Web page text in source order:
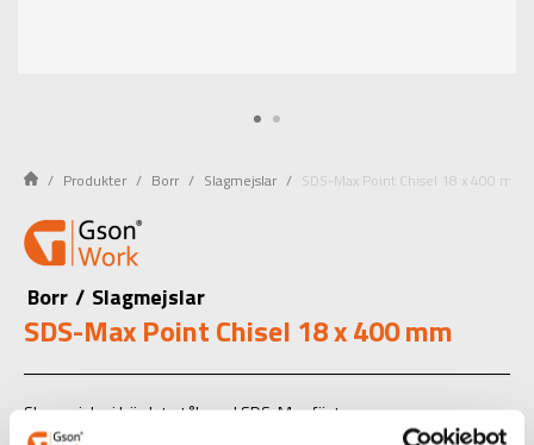
Produkter Borr Slagmejslar SDS-Max Point Chisel 18 x 400 mm
Borr / Slagmejslar
SDS-Max Point Chisel 18 x 400 mm
Slagmejslar i härdat stål med SDS-Max fäste.